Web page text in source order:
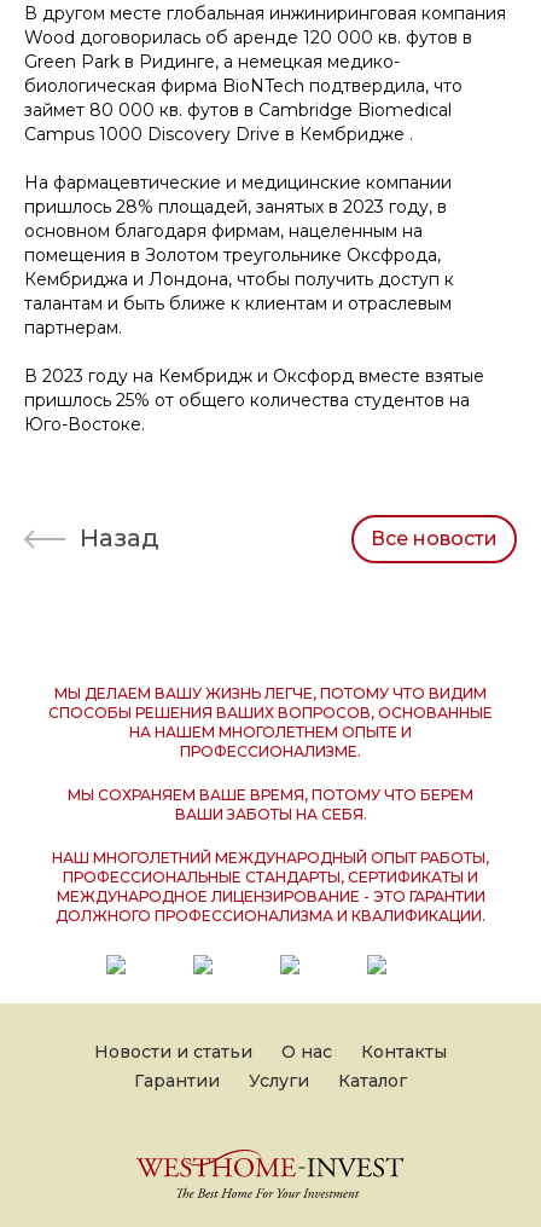
В другом месте глобальная инжиниринговая компания
Wood договорилась об аренде 120 000 кв. футов в
Green Park в Ридинге, а немецкая медико-
биологическая фирма BioNTech подтвердила, что
займет 80 000 кв. футов в Cambridge Biomedical
Campus 1000 Discovery Drive в Кембридже .
На фармацевтические и медицинские компании
пришлось 28% площадей, занятых в 2023 году, в
основном благодаря фирмам, нацеленным на
помещения в Золотом треугольнике Оксфрода,
Кембриджа и Лондона, чтобы получить доступ к
талантам и быть ближе к клиентам и отраслевым
партнерам.
В 2023 году на Кембридж и Оксфорд вместе взятые
пришлось 25% от общего количества студентов на
Юго-Востоке.
Назад Все новости
МЫ ДЕЛАЕМ ВАШУ ЖИЗНЬ ЛЕГЧЕ, ПОТОМУ ЧТО ВИДИМ
СПОСОБЫ РЕШЕНИЯ ВАШИХ ВОПРОСОВ, ОСНОВАННЫЕ
НА НАШЕМ МНОГОЛЕТНЕМ ОПЫТЕ И
ПРОФЕССИОНАЛИЗМЕ.
МЫ СОХРАНЯЕМ ВАШЕ ВРЕМЯ, ПОТОМУ ЧТО БЕРЕМ
ВАШИ ЗАБОТЫ НА СЕБЯ.
НАШ МНОГОЛЕТНИЙ МЕЖДУНАРОДНЫЙ ОПЫТ РАБОТЫ,
ПРОФЕССИОНАЛЬНЫЕ СТАНДАРТЫ, СЕРТИФИКАТЫ И
МЕЖДУНАРОДНОЕ ЛИЦЕНЗИРОВАНИЕ - ЭТО ГАРАНТИИ
ДОЛЖНОГО ПРОФЕССИОНАЛИЗМА И КВАЛИФИКАЦИИ.
Новости и статьи О нас
Контакты
Гарантии
Услуги Каталог